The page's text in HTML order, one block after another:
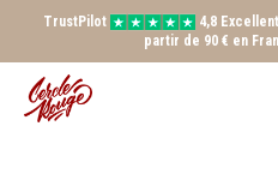
TrustPilot
4,8
partir de 90 € en